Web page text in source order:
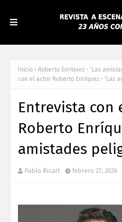
Inicio Roberto Enríquez - 'Las
con el actor Roberto Enríquez - 'Las
Entrevista con
Roberto
amistades
Pablo Ricart febrero 27, 2026